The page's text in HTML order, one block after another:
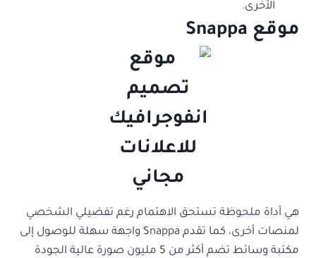
الأخرى.
موقع Snappa
هي أداة ملحوظة تستحق الاهتمام رغم تفضيلي الشخصي
لمنصات أخرى، كما تقدم Snappa واجهة سهلة للوصول إلى
مكتبة وسائط تضم أكثر من 5 مليون صورة عالية الجودة